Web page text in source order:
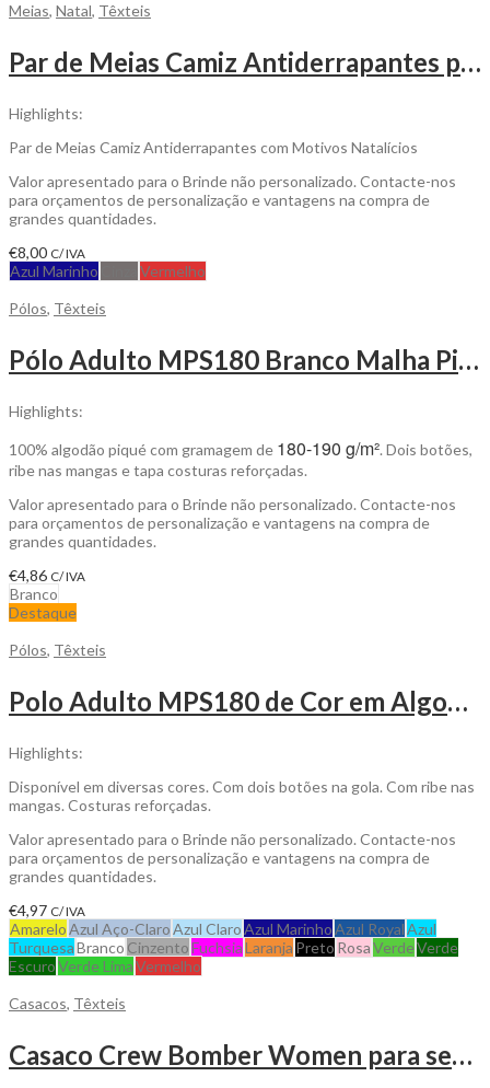
Meias, Natal, Têxteis
Par de Meias Camiz Antiderrapantes para Personalizar
Highlights:
Par de Meias Camiz Antiderrapantes com Motivos Natalícios
Valor apresentado para o Brinde não personalizado. Contacte-nos
para orçamentos de personalização e vantagens na compra de
grandes quantidades.
€8,00 C/ IVA
Azul Marinho
Vermelho
Pólos, Têxteis
Pólo Adulto MPS180 Branco Malha Piqué para Personalizar
Highlights:
100% algodão piqué com gramagem de 180-190 g/m². Dois botões,
ribe nas mangas e tapa costuras reforçadas.
Valor apresentado para o Brinde não personalizado. Contacte-nos
para orçamentos de personalização e vantagens na compra de
grandes quantidades.
€4,86 C/ IVA
Branco
Destaque
Pólos, Têxteis
Polo Adulto MPS180 de Cor em Algodão Piqué para Personalizar
Highlights:
Disponível em diversas cores. Com dois botões na gola. Com ribe nas
mangas. Costuras reforçadas.
Valor apresentado para o Brinde não personalizado. Contacte-nos
para orçamentos de personalização e vantagens na compra de
grandes quantidades.
€4,97 C/ IVA
AmareloAzul Aço-ClaroAzul ClaroAzul MarinhoAzul RoyalAzul
TurquesaBranco CinzentoFuchsiaLaranja Preto RosaVerdeVerde
EscuroVerde LimaVermelho
Casacos, Têxteis
Casaco Crew Bomber Women para ser Personalizado